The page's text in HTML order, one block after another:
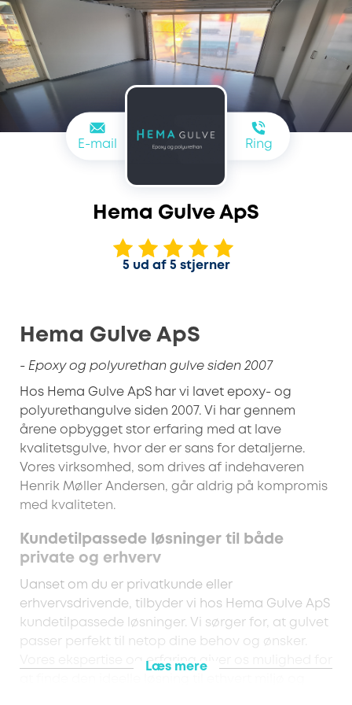
E-mail Ring
Hema Gulve ApS
5 ud af 5 stjerner
Hema Gulve ApS
- Epoxy og polyurethan gulve siden 2007
Hos Hema Gulve ApS har vi lavet epoxy- og
polyurethangulve siden 2007. Vi har gennem
årene opbygget stor erfaring med at lave
kvalitetsgulve, hvor der er sans for detaljerne.
Vores virksomhed, som drives af indehaveren
Henrik Møller Andersen, går aldrig på kompromis
med kvaliteten.
Kundetilpassede løsninger til både
private og erhverv
Uanset om du er privatkunde eller
erhvervsdrivende, tilbyder vi hos Hema Gulve ApS
kundetilpassede løsninger. Vi sørger for, at gulvet
passer perfekt til netop dine behov og ønsker.
Vores ekspertise og erfaring giver os mulighed for
Læs mere